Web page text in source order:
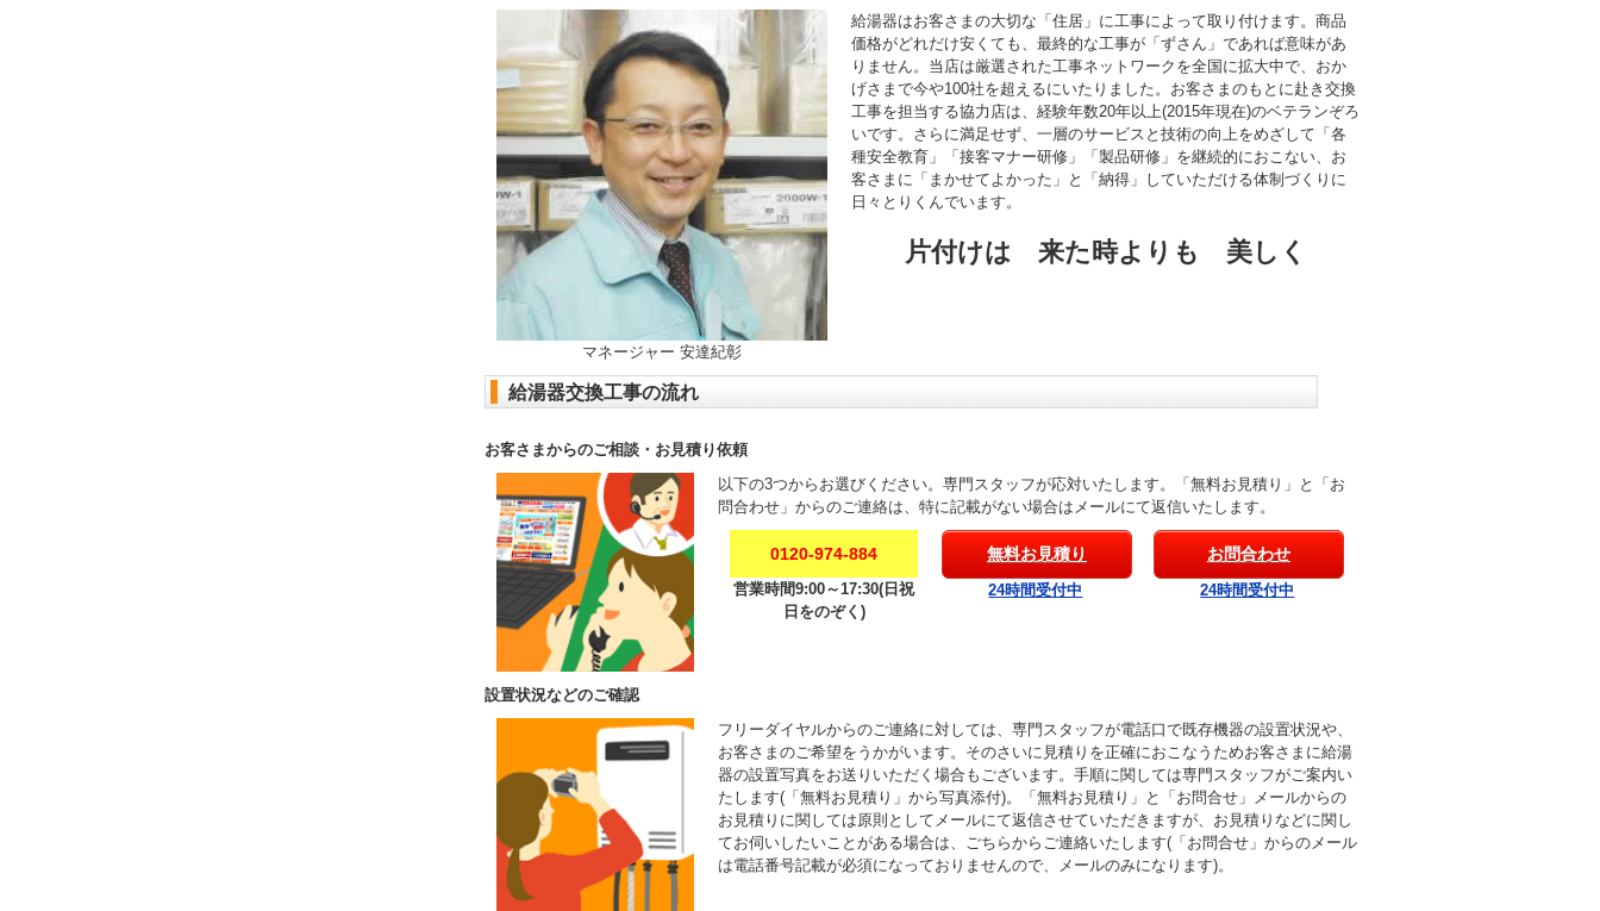
マネージャー 安達紀彰
給湯器はお客さまの大切な「住居」に工事によって取り付けます。商品
価格がどれだけ安くても、最終的な工事が「ずさん」であれば意味があ
りません。当店は厳選された工事ネットワークを全国に拡大中で、おか
げさまで今や100社を超えるにいたりました。お客さまのもとに赴き交換
工事を担当する協力店は、経験年数20年以上(2015年現在)のベテランぞろ
いです。さらに満足せず、一層のサービスと技術の向上をめざして「各
種安全教育」「接客マナー研修」「製品研修」を継続的におこない、お
客さまに「まかせてよかった」と「納得」していただける体制づくりに
日々とりくんでいます。
片付けは 来た時よりも 美しく
給湯器交換工事の流れ
お客さまからのご相談・お見積り依頼
以下の3つからお選びください。専門スタッフが応対いたします。「無料お見積り」と「お
問合わせ」からのご連絡は、特に記載がない場合はメールにて返信いたします。
0120-974-884
営業時間9:00～17:30(日祝
日をのぞく)
無料お見積り
24時間受付中
お問合わせ
24時間受付中
設置状況などのご確認
フリーダイヤルからのご連絡に対しては、専門スタッフが電話口で既存機器の設置状況や、
お客さまのご希望をうかがいます。そのさいに見積りを正確におこなうためお客さまに給湯
器の設置写真をお送りいただく場合もございます。手順に関しては専門スタッフがご案内い
たします(「無料お見積り」から写真添付)。「無料お見積り」と「お問合せ」メールからの
お見積りに関しては原則としてメールにて返信させていただきますが、お見積りなどに関し
てお伺いしたいことがある場合は、ごちらからご連絡いたします(「お問合せ」からのメール
は電話番号記載が必須になっておりませんので、メールのみになります)。